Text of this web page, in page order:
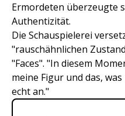
Ermordeten überzeugte
Authentizität.
Die Schauspielerei
"rauschähnlichen
"Faces". "In diesem
meine Figur und das,
echt an."